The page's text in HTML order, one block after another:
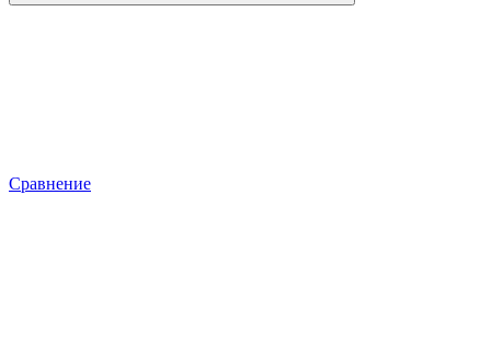
Сравнение